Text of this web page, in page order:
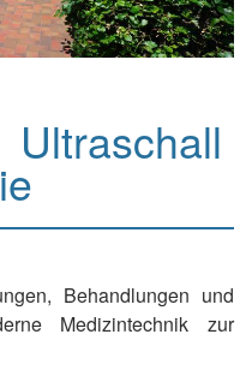
Behandlungen und
Medizintechnik zur